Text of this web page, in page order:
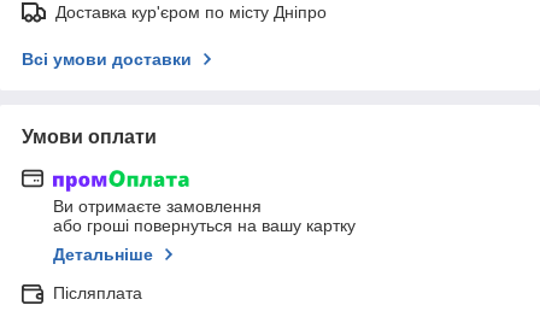
Доставка кур'єром по місту Дніпро
Всі умови доставки
Умови оплати
Ви отримаєте замовлення
або гроші повернуться на вашу картку
Детальніше
Післяплата